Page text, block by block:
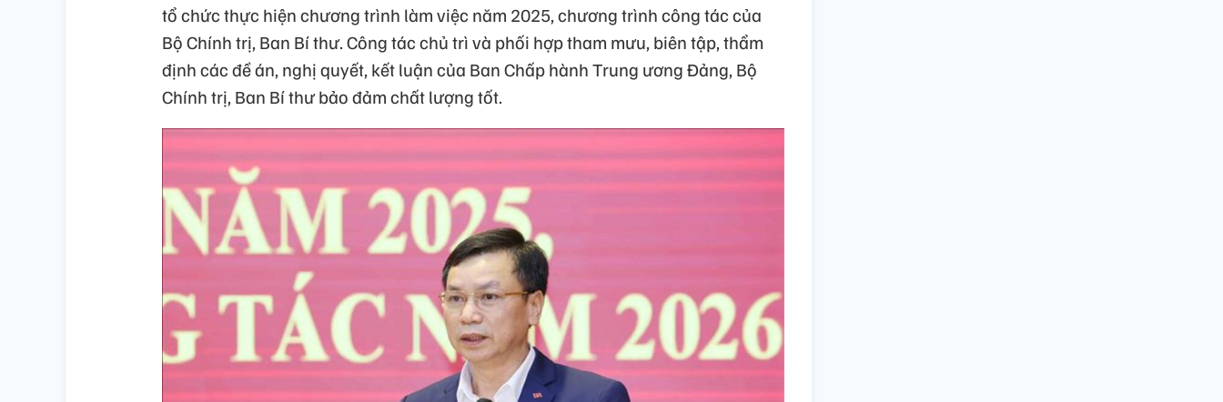
tổ chức thực hiện chương trình làm việc năm 2025, chương trình công tác của
Bộ Chính trị, Ban Bí thư. Công tác chủ trì và phối hợp tham mưu, biên tập, thẩm
định các đề án, nghị quyết, kết luận của Ban Chấp hành Trung ương Đảng, Bộ
Chính trị, Ban Bí thư bảo đảm chất lượng tốt.